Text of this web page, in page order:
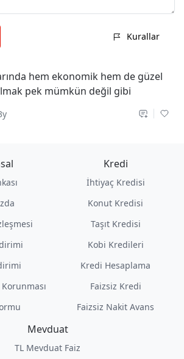
Kurallar
hem ekonomik hem de güzel
pek mümkün değil gibi
Kredi
İhtiyaç Kredisi
Konut Kredisi
Taşıt Kredisi
Kobi Kredileri
Kredi Hesaplama
Faizsiz Kredi
Faizsiz Nakit Avans
Mevduat
TL Mevduat Faiz